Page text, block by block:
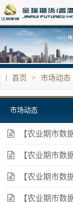
| 首页 > 市场动态
市场动态
【农业期市数据】
【农业期市数据】
【农业期市数据】
【农业期市数据】